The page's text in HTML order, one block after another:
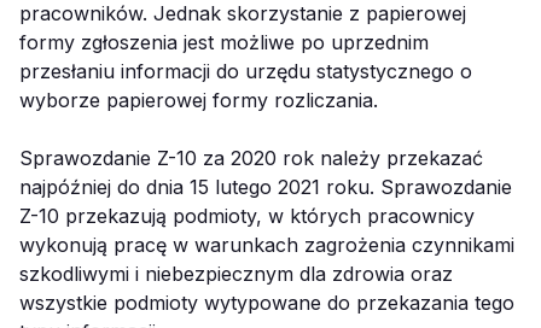
pracowników. Jednak skorzystanie z papierowej
formy zgłoszenia jest możliwe po uprzednim
przesłaniu informacji do urzędu statystycznego o
wyborze papierowej formy rozliczania.
Sprawozdanie Z-10 za 2020 rok należy przekazać
najpóźniej do dnia 15 lutego 2021 roku. Sprawozdanie
Z-10 przekazują podmioty, w których pracownicy
wykonują pracę w warunkach zagrożenia czynnikami
szkodliwymi i niebezpiecznym dla zdrowia oraz
wszystkie podmioty wytypowane do przekazania tego